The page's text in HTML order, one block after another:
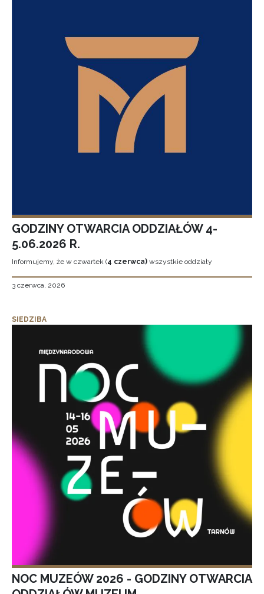
GODZINY OTWARCIA ODDZIAŁÓW 4-
5.06.2026 R.
Informujemy, że w czwartek (4 czerwca) wszystkie oddziały
3 czerwca, 2026
SIEDZIBA
NOC MUZEÓW 2026 - GODZINY OTWARCIA